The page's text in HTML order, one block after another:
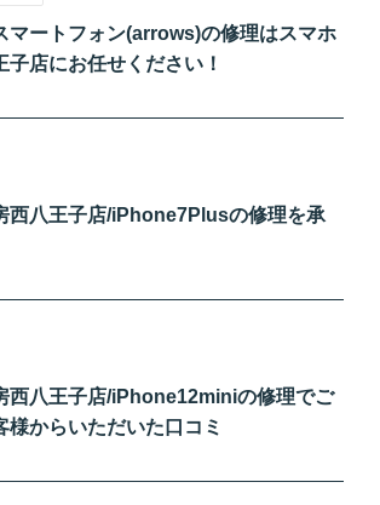
マートフォン(arrows)の修理はスマホ
子店にお任せください！
西八王子店/iPhone7Plusの修理を承
西八王子店/iPhone12miniの修理でご
様からいただいた口コミ